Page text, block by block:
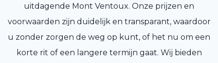
uitdagende Mont Ventoux. Onze prijzen en
voorwaarden zijn duidelijk en transparant, waardoor
u zonder zorgen de weg op kunt, of het nu om een
korte rit of een langere termijn gaat. Wij bieden